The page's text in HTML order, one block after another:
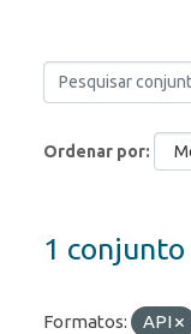
Ordenar por
1
Formatos: API